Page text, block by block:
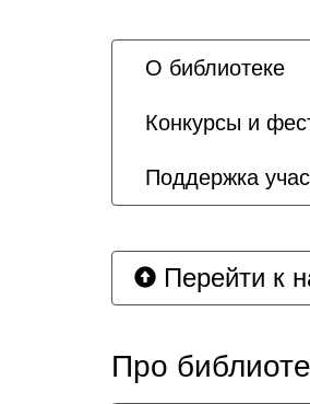
О библиотеке
Конкурсы и
Поддержка
Перейти к
Про